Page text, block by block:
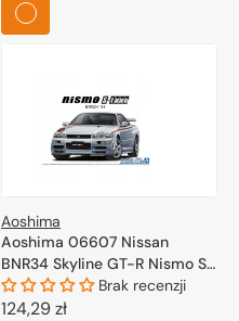
Aoshima
Aoshima 06607 Nissan
BNR34 Skyline GT-R Nismo S-
Tune '04 1/24 Brak recenzji
Cena
124,29 zł